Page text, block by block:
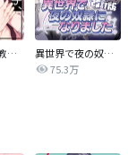
敏感男子、調教される
異世界で夜の奴隷になりました【改訂版】
75.3万